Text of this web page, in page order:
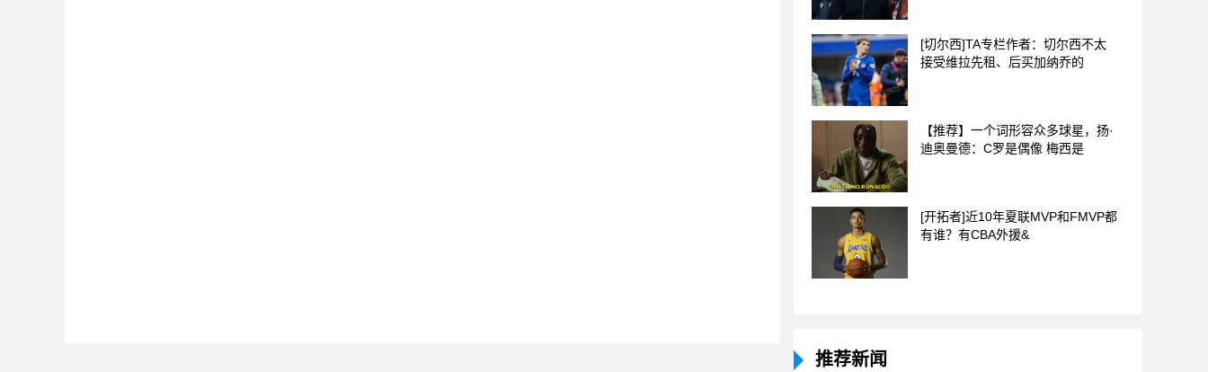
[切尔西]TA专栏作者：切尔西不太
接受维拉先租、后买加纳乔的
【推荐】一个词形容众多球星，扬·
迪奥曼德：C罗是偶像 梅西是
[开拓者]近10年夏联MVP和FMVP都
有谁？有CBA外援&
推荐新闻